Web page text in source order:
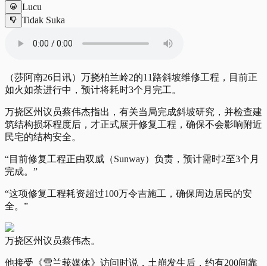
Lucu
Tidak Suka
（莎阿南26日讯）万挠柏兰岭2的11路斜坡维修工程，目前正
如火如荼进行中，预计将耗时3个月完工。
万挠区州议员蔡伟杰指出，有关当局完成斜坡研究，并检查建
筑结构损坏程度后，才正式展开修复工程，确保不会影响附近
民宅的结构安全。
“目前修复工程正由双威（Sunway）负责，预计需时2至3个月
完成。”
“这项修复工程耗资超过100万令吉施工，确保周边居民的安
全。”
万挠区州议员蔡伟杰。
他接受《雪兰莪媒体》访问时说，土崩发生后，约有200间靠